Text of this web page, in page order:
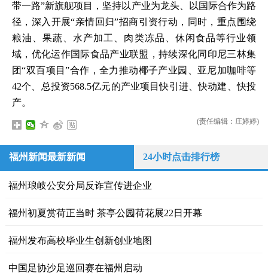
带一路”新旗舰项目，坚持以产业为龙头、以国际合作为路
径，深入开展“亲情回归”招商引资行动，同时，重点围绕
粮油、果蔬、水产加工、肉类冻品、休闲食品等行业领
域，优化运作国际食品产业联盟，持续深化同印尼三林集
团“双百项目”合作，全力推动椰子产业园、亚尼加咖啡等
42个、总投资568.5亿元的产业项目快引进、快动建、快投
产。
(责任编辑：庄婷婷)
福州新闻最新新闻 24小时点击排行榜
福州琅岐公安分局反诈宣传进企业
福州初夏赏荷正当时 茶亭公园荷花展22日开幕
福州发布高校毕业生创新创业地图
中国足协沙足巡回赛在福州启动